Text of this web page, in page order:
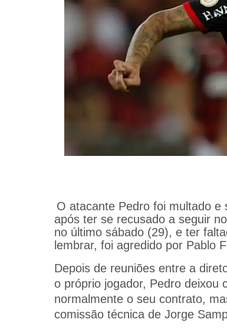
O atacante Pedro foi multado e
após ter se recusado a seguir
no último sábado (29), e ter
lembrar, foi agredido por Pablo
Depois de reuniões entre a
o próprio jogador, Pedro deixou
normalmente o seu contrato,
comissão técnica de Jorge